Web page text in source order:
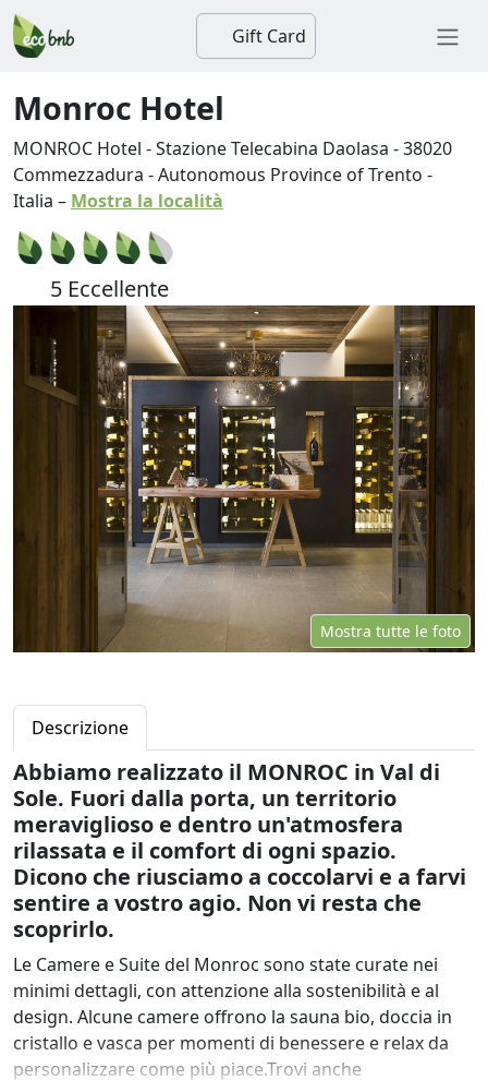
Gift Card
Monroc Hotel
MONROC Hotel - Stazione Telecabina Daolasa -38020
Commezzadura -Autonomous Province of Trento -
Italia – Mostra la località
5 Eccellente
Mostra tutte le foto
Descrizione
Abbiamo realizzato il MONROC in Val di
Sole. Fuori dalla porta, un territorio
meraviglioso e dentro un'atmosfera
rilassata e il comfort di ogni spazio.
Dicono che riusciamo a coccolarvi e a farvi
sentire a vostro agio. Non vi resta che
scoprirlo.
Le Camere e Suite del Monroc sono state curate nei
minimi dettagli, con attenzione alla sostenibilità e al
design. Alcune camere offrono la sauna bio, doccia in
cristallo e vasca per momenti di benessere e relax da
personalizzare come più piace.Trovi anche